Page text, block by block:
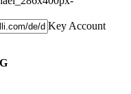
Key Account